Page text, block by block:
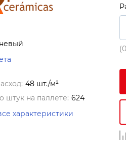
48 шт./м²
штук на паллете: 624
характеристики